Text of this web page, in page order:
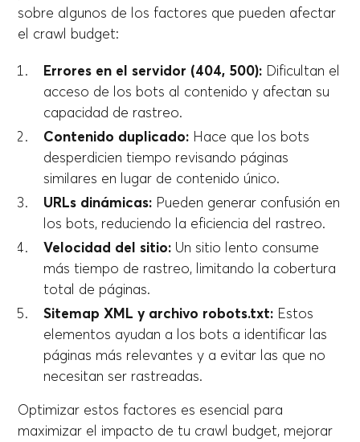
sobre algunos de los factores que pueden afectar
el crawl budget:
Errores en el servidor (404, 500): Dificultan el
acceso de los bots al contenido y afectan su
capacidad de rastreo.
Contenido duplicado: Hace que los bots
desperdicien tiempo revisando páginas
similares en lugar de contenido único.
URLs dinámicas: Pueden generar confusión en
los bots, reduciendo la eficiencia del rastreo.
Velocidad del sitio: Un sitio lento consume
más tiempo de rastreo, limitando la cobertura
total de páginas.
Sitemap XML y archivo robots.txt: Estos
elementos ayudan a los bots a identificar las
páginas más relevantes y a evitar las que no
necesitan ser rastreadas.
Optimizar estos factores es esencial para
maximizar el impacto de tu crawl budget, mejorar